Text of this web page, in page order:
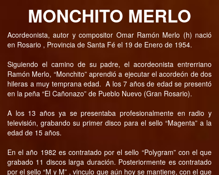
MONCHITO MERLO
Acordeonista, autor y compositor Omar Ramón Merlo (h) nació
en Rosario , Provincia de Santa Fé el 19 de Enero de 1954.
Siguiendo el camino de su padre, el acordeonista entrerriano
Ramón Merlo, “Monchito” aprendió a ejecutar el acordeón de dos
hileras a muy temprana edad. A los 7 años de edad se presentó
en la peña “El Cañonazo” de Pueblo Nuevo (Gran Rosario).
A los 13 años ya se presentaba profesionalmente en radio y
televisión, grabando su primer disco para el sello “Magenta” a la
edad de 15 años.
En el año 1982 es contratado por el sello “Polygram” con el que
grabado 11 discos larga duración. Posteriormente es contratado
por el sello “M y M” , vinculo que aún hoy se mantiene, con el que